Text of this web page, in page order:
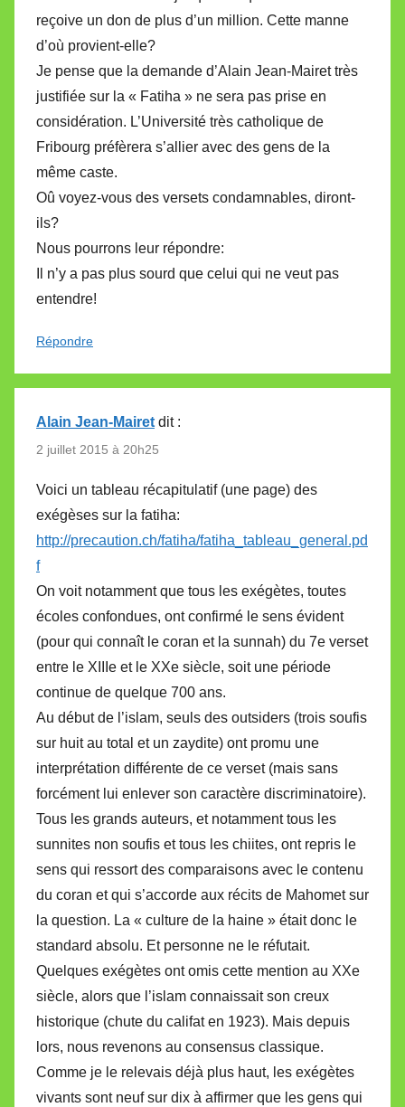
reçoive un don de plus d’un million. Cette manne
d’où provient-elle?
Je pense que la demande d’Alain Jean-Mairet très
justifiée sur la « Fatiha » ne sera pas prise en
considération. L’Université très catholique de
Fribourg préfèrera s’allier avec des gens de la
même caste.
Oû voyez-vous des versets condamnables, diront-
ils?
Nous pourrons leur répondre:
Il n’y a pas plus sourd que celui qui ne veut pas
entendre!
Répondre
Alain Jean-Mairet dit :
2 juillet 2015 à 20h25
Voici un tableau récapitulatif (une page) des
exégèses sur la fatiha:
http://precaution.ch/fatiha/fatiha_tableau_general.pd
f
On voit notamment que tous les exégètes, toutes
écoles confondues, ont confirmé le sens évident
(pour qui connaît le coran et la sunnah) du 7e verset
entre le XIIIe et le XXe siècle, soit une période
continue de quelque 700 ans.
Au début de l’islam, seuls des outsiders (trois soufis
sur huit au total et un zaydite) ont promu une
interprétation différente de ce verset (mais sans
forcément lui enlever son caractère discriminatoire).
Tous les grands auteurs, et notamment tous les
sunnites non soufis et tous les chiites, ont repris le
sens qui ressort des comparaisons avec le contenu
du coran et qui s’accorde aux récits de Mahomet sur
la question. La « culture de la haine » était donc le
standard absolu. Et personne ne le réfutait.
Quelques exégètes ont omis cette mention au XXe
siècle, alors que l’islam connaissait son creux
historique (chute du califat en 1923). Mais depuis
lors, nous revenons au consensus classique.
Comme je le relevais déjà plus haut, les exégètes
vivants sont neuf sur dix à affirmer que les gens qui